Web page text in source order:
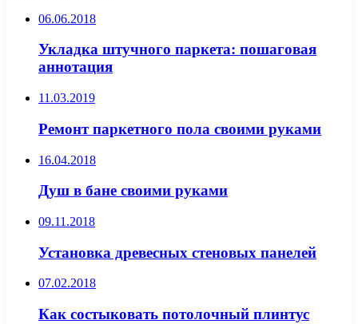
06.06.2018
Укладка штучного паркета: пошаговая
аннотация
11.03.2019
Ремонт паркетного пола своими руками
16.04.2018
Душ в бане своими руками
09.11.2018
Установка древесных стеновых панелей
07.02.2018
Как состыковать потолочный плинтус